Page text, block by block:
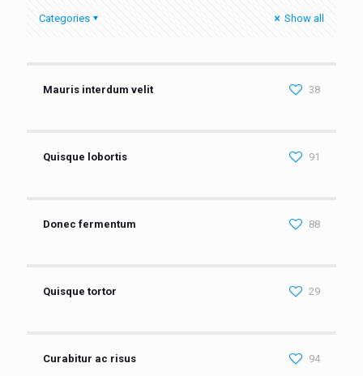
Categories Show all
Mauris interdum velit 38
Quisque lobortis 91
Donec fermentum 88
Quisque tortor 29
Curabitur ac risus 94